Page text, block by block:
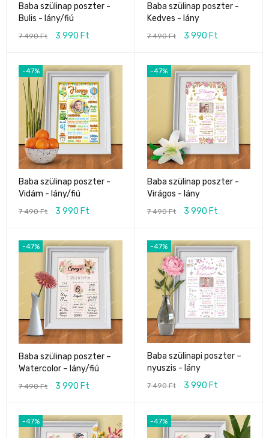
Baba szülinap poszter -
Bulis - lány/fiú
7 490Ft 3 990 Ft
Baba szülinap poszter -
Kedves - lány
7 490Ft 3 990 Ft
-47%
Baba szülinap poszter -
Vidám - lány/fiú
7 490Ft 3 990 Ft
-47%
Baba szülinap poszter -
Virágos - lány
7 490Ft 3 990 Ft
-47%
Baba szülinap poszter –
Watercolor – lány/fiú
7 490Ft 3 990 Ft
-47%
Baba szülinapi poszter –
nyuszis - lány
7 490Ft 3 990 Ft
-47% -47%